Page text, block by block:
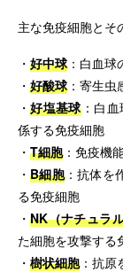
主な免疫細胞とそ
・ 好中球：白血球
・ 好酸球：寄生虫
・好塩基球：白血
係する免疫細胞
・ T細胞：免疫機
・B細胞：抗体を
る免疫細胞
・NK（ナチュラ
た細胞を攻撃する
・ 樹状細胞：抗原